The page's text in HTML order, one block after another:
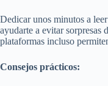
Dedicar unos minutos a
ayudarte a evitar sorpresas
plataformas incluso
Consejos prácticos: